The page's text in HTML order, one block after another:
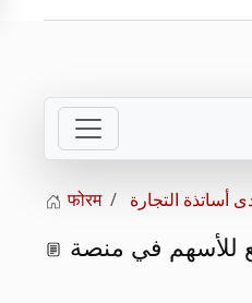
फोरम أساتذة التجارة